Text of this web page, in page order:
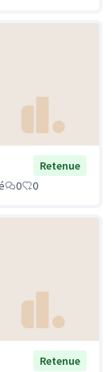
Retenue
0 0
Retenue